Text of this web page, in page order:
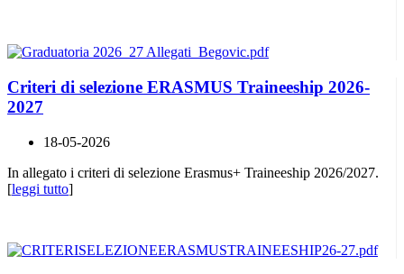
Criteri di selezione ERASMUS Traineeship 2026-
2027
18-05-2026
In allegato i criteri di selezione Erasmus+ Traineeship 2026/2027.
[leggi tutto]